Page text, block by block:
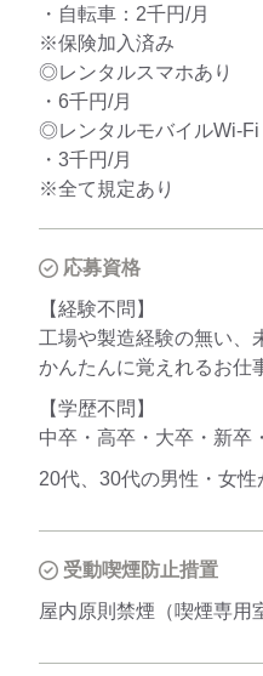
・自転車：2千円/月
※保険加入済み
◎レンタルスマホあり
・6千円/月
◎レンタルモバイルWi-Fi
・3千円/月
※全て規定あり
応募資格
【経験不問】
工場や製造経験の無い、
かんたんに覚えれるお仕
【学歴不問】
中卒・高卒・大卒・新卒
20代、30代の男性・女性
受動喫煙防止措置
屋内原則禁煙（喫煙専用